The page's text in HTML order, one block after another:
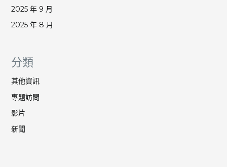
2025 年 9 月
2025 年 8 月
分類
其他資訊
專題訪問
影片
新聞